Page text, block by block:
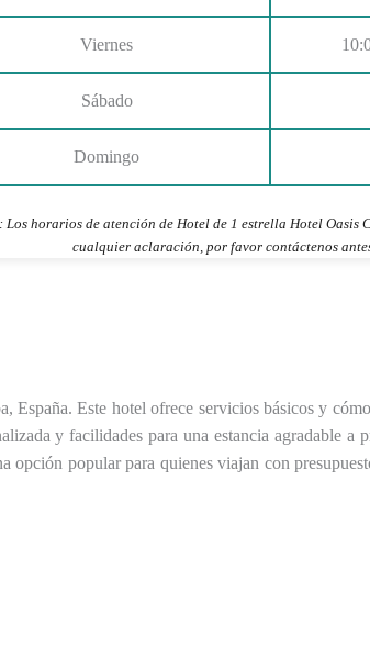
Viernes
Sábado
Domingo
Los horarios de atención de Hotel de 1 estrella Hotel Oasis
cualquier aclaración, por favor contáctenos
Este hotel ofrece servicios básicos y
y facilidades para una estancia agradable a
popular para quienes viajan con